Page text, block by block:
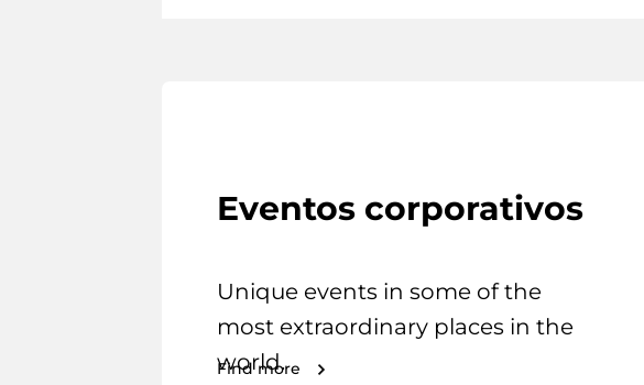
Eventos corporativos
Unique events in some of the
most extraordinary places in the
world.
Find more